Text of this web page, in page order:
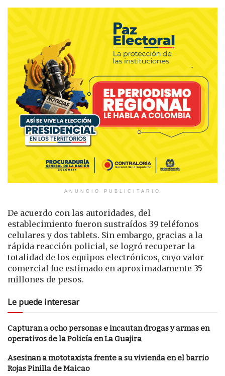
ANUNCIO PUBLICITARIO
De acuerdo con las autoridades, del
establecimiento fueron sustraídos 39 teléfonos
celulares y dos tablets. Sin embargo, gracias a la
rápida reacción policial, se logró recuperar la
totalidad de los equipos electrónicos, cuyo valor
comercial fue estimado en aproximadamente 35
millones de pesos.
Le puede interesar
Capturan a ocho personas e incautan drogas y armas en
operativos de la Policía en La Guajira
Asesinan a mototaxista frente a su vivienda en el barrio
Rojas Pinilla de Maicao